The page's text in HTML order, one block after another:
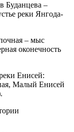
Буданцева –
реки Янгода-
– мыс
оконечность
Енисей:
Малый Енисей